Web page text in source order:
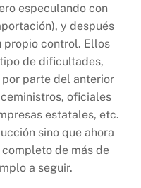
especulando con
y después
propio control. Ellos
de dificultades,
parte del anterior
oficiales
estatales, etc.
sino que ahora
de más de
a seguir.